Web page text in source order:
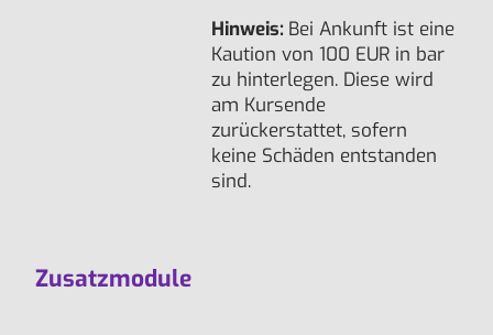
Hinweis: Bei Ankunft ist eine
Kaution von 100 EUR in bar
zu hinterlegen. Diese wird
am Kursende
zurückerstattet, sofern
keine Schäden entstanden
sind.
Zusatzmodule